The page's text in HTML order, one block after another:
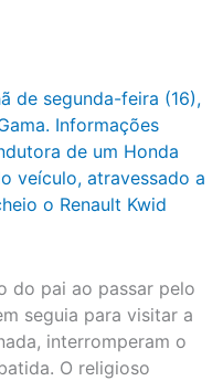
de segunda-feira (16),
Informações
de um Honda
veículo, atravessado a
o Renault Kwid
do pai ao passar pelo
seguia para visitar a
interromperam o
O religioso